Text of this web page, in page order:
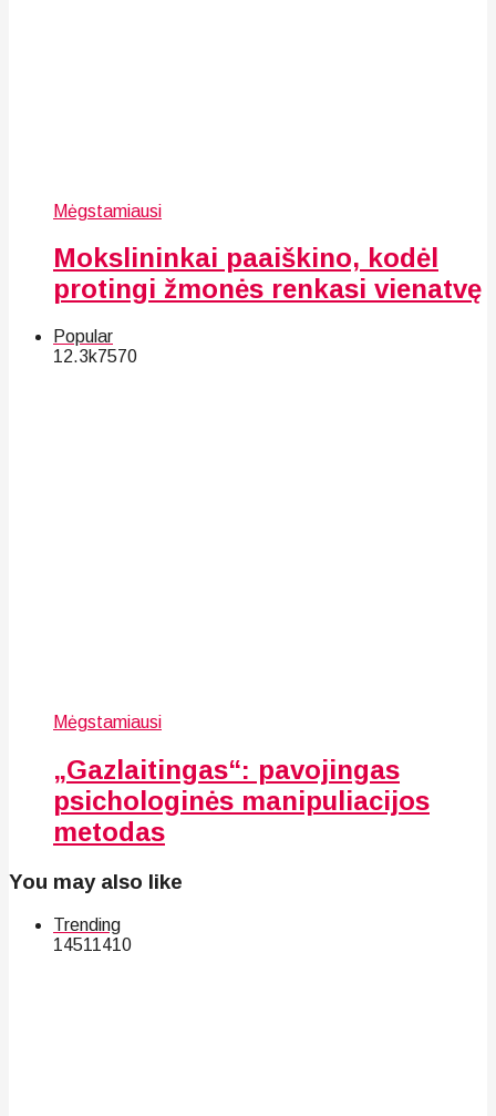
Mėgstamiausi
Mokslininkai paaiškino, kodėl
protingi žmonės renkasi vienatvę
Popular
12.3k7570
Mėgstamiausi
„Gazlaitingas“: pavojingas
psichologinės manipuliacijos
metodas
You may also like
Trending
14511410